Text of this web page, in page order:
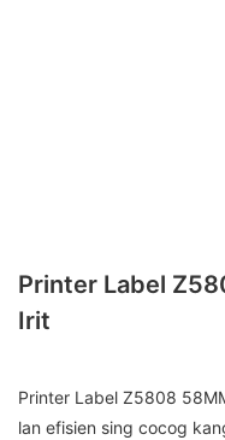
Printer Label
Irit
Printer Label Z5808
lan efisien sing cocog